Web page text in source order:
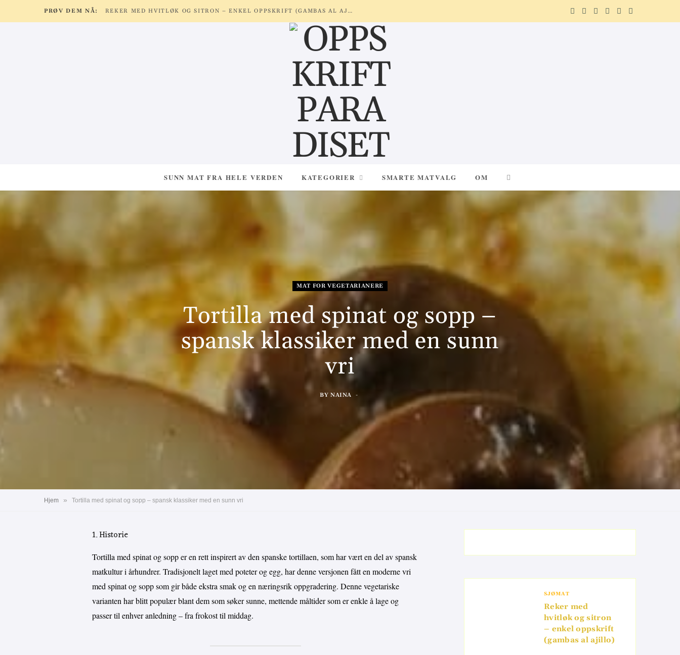
PRØV DEM NÅ: REKER MED HVITLØK OG SITRON – ENKEL OPPSKRIFT (GAMBAS AL AJILLO)
SUNN MAT FRA HELE VERDEN KATEGORIER SMARTE MATVALG OM
MAT FOR VEGETARIANERE
Tortilla med spinat og sopp –
spansk klassiker med en sunn
vri
BY NAINA
Hjem » Tortilla med spinat og sopp – spansk klassiker med en sunn vri
1. Historie
Tortilla med spinat og sopp er en rett inspirert av den spanske tortillaen, som har vært en del av spansk
matkultur i århundrer. Tradisjonelt laget med poteter og egg, har denne versjonen fått en moderne vri
med spinat og sopp som gir både ekstra smak og en næringsrik oppgradering. Denne vegetariske
varianten har blitt populær blant dem som søker sunne, mettende måltider som er enkle å lage og
passer til enhver anledning – fra frokost til middag.
SJØMAT
Reker med
hvitløk og sitron
– enkel oppskrift
(gambas al ajillo)